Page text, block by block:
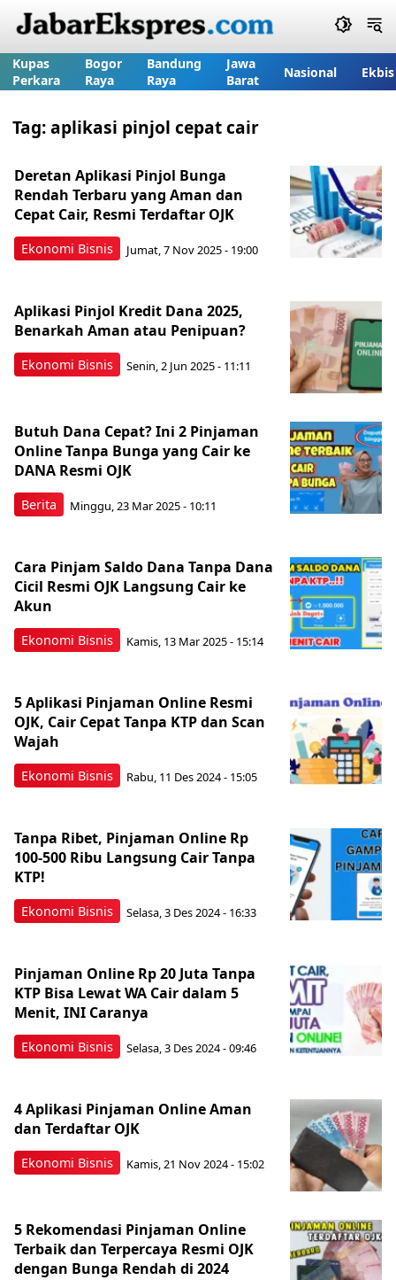
Kupas
Perkara
Bogor
Raya
Bandung
Raya
Jawa
Barat
Nasional Ekbis
Tag:aplikasi pinjol cepat cair
Ekonomi Bisnis
Deretan Aplikasi Pinjol Bunga
Rendah Terbaru yang Aman dan
Cepat Cair, Resmi Terdaftar OJK
Jumat, 7 Nov 2025 - 19:00
Ekonomi Bisnis
Aplikasi Pinjol Kredit Dana 2025,
Benarkah Aman atau Penipuan?
Senin, 2 Jun 2025 - 11:11
Berita
Butuh Dana Cepat? Ini 2 Pinjaman
Online Tanpa Bunga yang Cair ke
DANA Resmi OJK
Minggu, 23 Mar 2025 - 10:11
Ekonomi Bisnis
Cara Pinjam Saldo Dana Tanpa Dana
Cicil Resmi OJK Langsung Cair ke
Akun
Kamis, 13 Mar 2025 - 15:14
Ekonomi Bisnis
5 Aplikasi Pinjaman Online Resmi
OJK, Cair Cepat Tanpa KTP dan Scan
Wajah
Rabu, 11 Des 2024 - 15:05
Ekonomi Bisnis
Tanpa Ribet, Pinjaman Online Rp
100-500 Ribu Langsung Cair Tanpa
KTP!
Selasa, 3 Des 2024 - 16:33
Ekonomi Bisnis
Pinjaman Online Rp 20 Juta Tanpa
KTP Bisa Lewat WA Cair dalam 5
Menit, INI Caranya
Selasa, 3 Des 2024 - 09:46
Ekonomi Bisnis
4 Aplikasi Pinjaman Online Aman
dan Terdaftar OJK
Kamis, 21 Nov 2024 - 15:02
5 Rekomendasi Pinjaman Online
Terbaik dan Terpercaya Resmi OJK
dengan Bunga Rendah di 2024